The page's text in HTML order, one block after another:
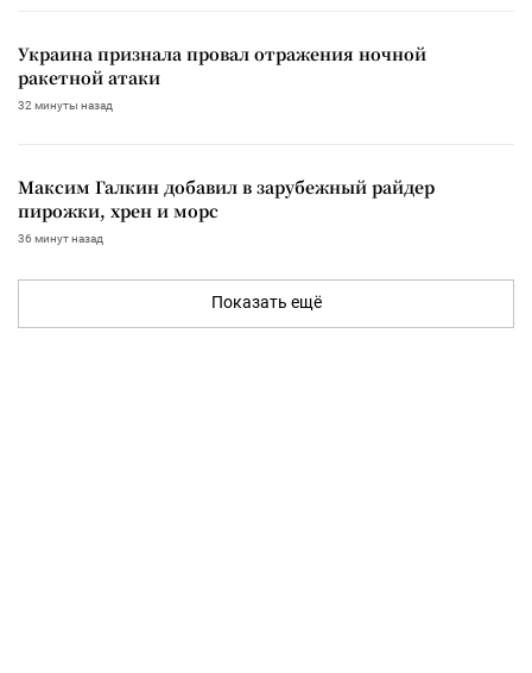
Украина признала провал отражения ночной
ракетной атаки
32 минуты назад
Максим Галкин добавил в зарубежный райдер
пирожки, хрен и морс
36 минут назад
Показать ещё